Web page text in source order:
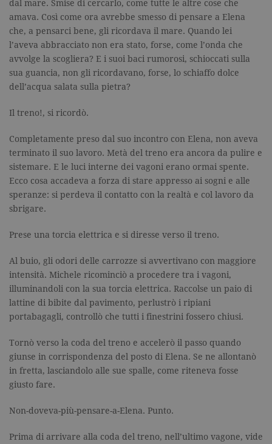
dal mare. Smise di cercarlo, come tutte le altre cose che
amava. Così come ora avrebbe smesso di pensare a Elena
che, a pensarci bene, gli ricordava il mare. Quando lei
l’aveva abbracciato non era stato, forse, come l’onda che
avvolge la scogliera? E i suoi baci rumorosi, schioccati sulla
sua guancia, non gli ricordavano, forse, lo schiaffo dolce
dell’acqua salata sulla pietra?
Il treno!, si ricordò.
Completamente preso dal suo incontro con Elena, non aveva
terminato il suo lavoro. Metà del treno era ancora da pulire e
sistemare. E le luci interne dei vagoni erano ormai spente.
Ecco cosa accadeva a forza di stare appresso ai sogni e alle
speranze: si perdeva il contatto con la realtà e col lavoro da
sbrigare.
Prese una torcia elettrica e si diresse verso il treno.
Al buio, gli odori delle carrozze si avvertivano con maggiore
intensità. Michele ricominciò a procedere tra i vagoni,
illuminandoli con la sua torcia elettrica. Raccolse un paio di
lattine di bibite dal pavimento, perlustrò i ripiani
portabagagli, controllò che tutti i finestrini fossero chiusi.
Tornò verso la coda del treno e accelerò il passo quando
giunse in corrispondenza del posto di Elena. Se ne allontanò
in fretta, lasciandolo alle sue spalle, come riteneva fosse
giusto fare.
Non-doveva-più-pensare-a-Elena. Punto.
Prima di arrivare alla coda del treno, nell’ultimo vagone, vide